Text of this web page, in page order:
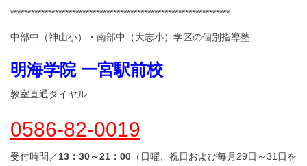
****************************************************************
中部中（神山小）・南部中（大志小）学区の個別指導塾
明海学院 一宮駅前校
教室直通ダイヤル
0586-82-0019
受付時間／13：30～21：00 （日曜、祝日および毎月29日～31日を